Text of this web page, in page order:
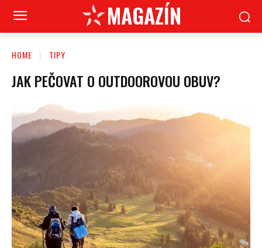
MAGAZÍN
HOME TIPY
JAK PEČOVAT O OUTDOOROVOU OBUV?